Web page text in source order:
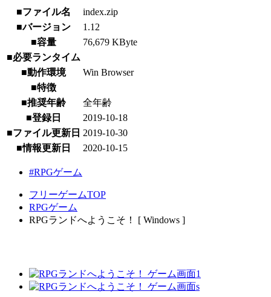
■ファイル名
index.zip
■バージョン
1.12
■容量
76,679 KByte
■必要ランタイム
■動作環境
Win Browser
■特徴
■推奨年齢
全年齢
■登録日
2019-10-18
■ファイル更新日 2019-10-30
■情報更新日
2020-10-15
#RPGゲーム
フリーゲームTOP
RPGゲーム
RPGランドへようこそ！ [ Windows ]